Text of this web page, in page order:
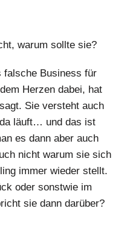
warum sollte sie?
falsche Business für
Herzen dabei, hat
Sie versteht auch
läuft… und das ist
es dann aber auch
nicht warum sie sich
immer wieder stellt.
oder sonstwie im
sie dann darüber?